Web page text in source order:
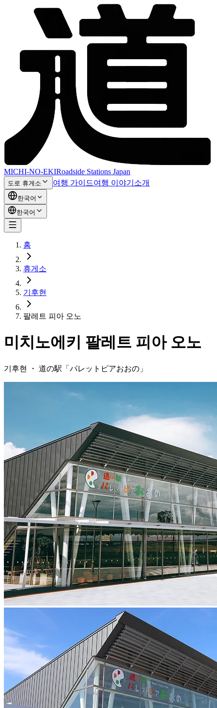
MICHI-NO-EKIRoadside Stations Japan
도로 휴게소 여행 가이드여행 이야기 소개
한국어
한국어
홈
휴게소
기후현
팔레트 피아 오노
미치노에키 팔레트 피아 오노
기후현 ・ 道の駅「 パレットピアおおの 」